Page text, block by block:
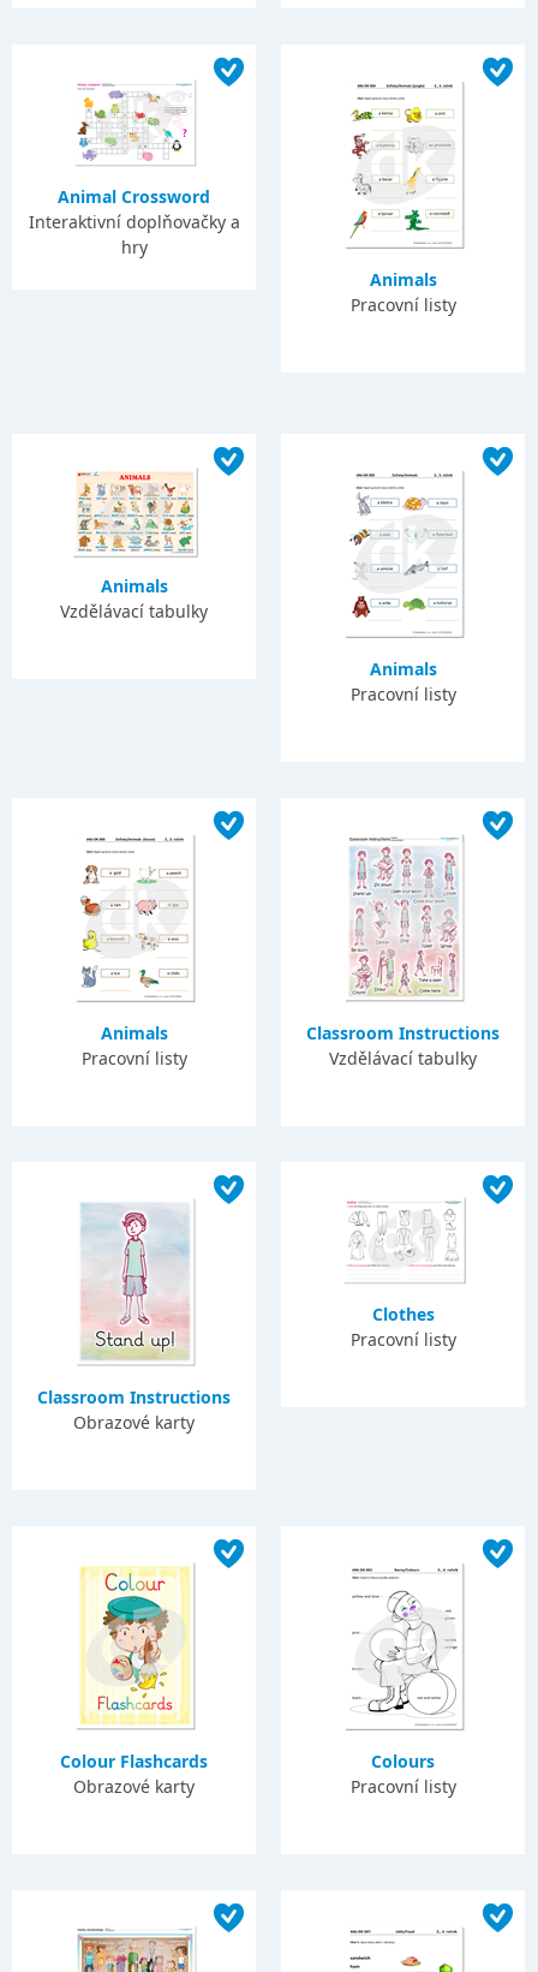
Animal Crossword
Interaktivní doplňovačky a
hry
Animals
Pracovní listy
Animals
Vzdělávací tabulky
Animals
Pracovní listy
Animals
Pracovní listy
Classroom Instructions
Vzdělávací tabulky
Classroom Instructions
Obrazové karty
Clothes
Pracovní listy
Colour Flashcards
Obrazové karty
Colours
Pracovní listy